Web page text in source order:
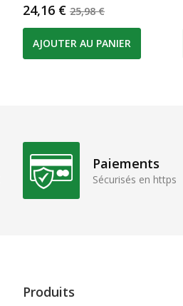
Prix
24,16 € Prix de base
25,98 €
AJOUTER AU PANIER
Paiements
Sécurisés en https
Produits